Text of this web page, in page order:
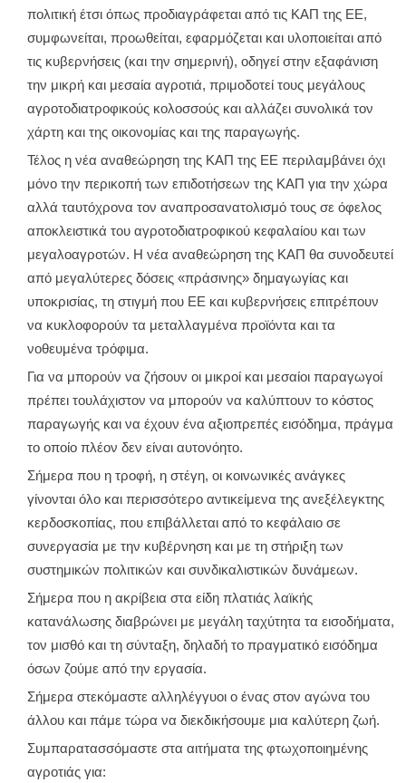
πολιτική έτσι όπως προδιαγράφεται από τις ΚΑΠ της ΕΕ,
συμφωνείται, προωθείται, εφαρμόζεται και υλοποιείται από
τις κυβερνήσεις (και την σημερινή), οδηγεί στην εξαφάνιση
την μικρή και μεσαία αγροτιά, πριμοδοτεί τους μεγάλους
αγροτοδιατροφικούς κολοσσούς και αλλάζει συνολικά τον
χάρτη και της οικονομίας και της παραγωγής.
Τέλος η νέα αναθεώρηση της ΚΑΠ της ΕΕ περιλαμβάνει όχι
μόνο την περικοπή των επιδοτήσεων της ΚΑΠ για την χώρα
αλλά ταυτόχρονα τον αναπροσανατολισμό τους σε όφελος
αποκλειστικά του αγροτοδιατροφικού κεφαλαίου και των
μεγαλοαγροτών. Η νέα αναθεώρηση της ΚΑΠ θα συνοδευτεί
από μεγαλύτερες δόσεις «πράσινης» δημαγωγίας και
υποκρισίας, τη στιγμή που ΕΕ και κυβερνήσεις επιτρέπουν
να κυκλοφορούν τα μεταλλαγμένα προϊόντα και τα
νοθευμένα τρόφιμα.
Για να μπορούν να ζήσουν οι μικροί και μεσαίοι παραγωγοί
πρέπει τουλάχιστον να μπορούν να καλύπτουν το κόστος
παραγωγής και να έχουν ένα αξιοπρεπές εισόδημα, πράγμα
το οποίο πλέον δεν είναι αυτονόητο.
Σήμερα που η τροφή, η στέγη, οι κοινωνικές ανάγκες
γίνονται όλο και περισσότερο αντικείμενα της ανεξέλεγκτης
κερδοσκοπίας, που επιβάλλεται από το κεφάλαιο σε
συνεργασία με την κυβέρνηση και με τη στήριξη των
συστημικών πολιτικών και συνδικαλιστικών δυνάμεων.
Σήμερα που η ακρίβεια στα είδη πλατιάς λαϊκής
κατανάλωσης διαβρώνει με μεγάλη ταχύτητα τα εισοδήματα,
τον μισθό και τη σύνταξη, δηλαδή το πραγματικό εισόδημα
όσων ζούμε από την εργασία.
Σήμερα στεκόμαστε αλληλέγγυοι ο ένας στον αγώνα του
άλλου και πάμε τώρα να διεκδικήσουμε μια καλύτερη ζωή.
Συμπαρατασσόμαστε στα αιτήματα της φτωχοποιημένης
αγροτιάς για: